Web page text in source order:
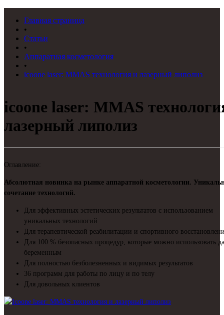
Главная страница
•
Статьи
•
Аппаратная косметология
•
icoone laser: MMAS технология и лазерный липолиз
icoone laser: MMAS
лазерный липолиз
Оглавление:
Абсолютная новинка на рынке аппаратной косметологии.
сочетание технологий.
Для эффективных эстетических результатов с использованием
уникальных технологий
Для терапевтической реабилитации и спортивного
Для 100 % безопасных процедур, которые можно использовать
беременным
Для полностью безболезненных и видимых результатов
36 программ для работы по лицу и по телу
Для довольных клиентов